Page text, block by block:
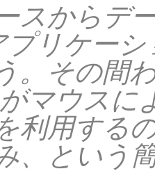
スからデ
プリケー
。その間
マウスに
利用する
、という